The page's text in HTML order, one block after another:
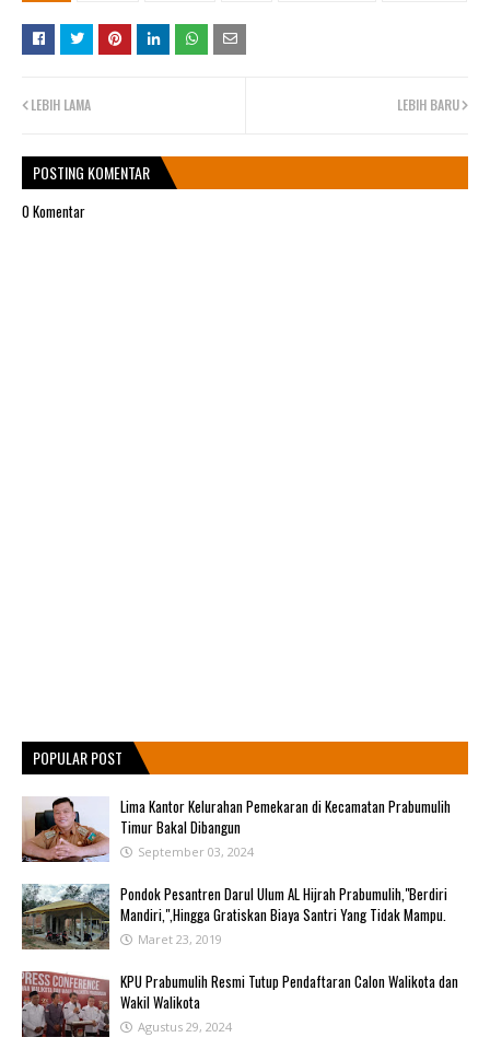
LEBIH BARU
LEBIH LAMA
POSTING KOMENTAR
0 Komentar
POPULAR POST
Lima Kantor Kelurahan Pemekaran di Kecamatan Prabumulih
Timur Bakal Dibangun
September 03, 2024
Pondok Pesantren Darul Ulum AL Hijrah Prabumulih,"Berdiri
Mandiri,",Hingga Gratiskan Biaya Santri Yang Tidak Mampu.
Maret 23, 2019
KPU Prabumulih Resmi Tutup Pendaftaran Calon Walikota dan
Wakil Walikota
Agustus 29, 2024